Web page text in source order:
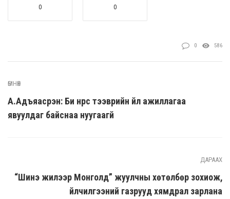
0 0
0 586
ӨМНӨХ
А.Адъяасүрэн: Би нүүрс тээврийн үйл ажиллагаа
явуулдаг байснаа нуугаагүй
ДАРААХ
“Шинэ жилээр Монголд” жуулчны хөтөлбөр зохиож,
үйлчилгээний газрууд хямдрал зарлана